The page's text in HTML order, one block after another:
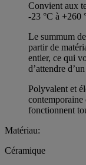
Convient aux
-23 °C à +260
Le summum
partir de
entier, ce qui
d’attendre
Polyvalent et
contemporaine
fonctionnent
Matériau:
Céramique